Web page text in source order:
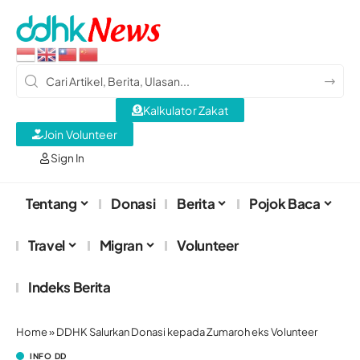
Sign In
Kalkulator Zakat
Join Volunteer
Tentang Donasi Berita Pojok Baca
Travel Migran Volunteer
Indeks Berita
Home»DDHK Salurkan Donasi kepada Zumaroh eks Volunteer
INFO DD